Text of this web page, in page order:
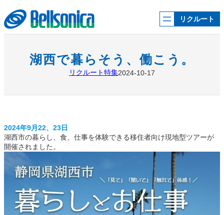
容
を
ス
リクルート
湖西で暮らそう、働こう。
リクルート特集2024-10-17
2024年9月22、23日
湖西市の暮らし、食、仕事を体験できる移住者向け現地型ツアーが
開催されました。